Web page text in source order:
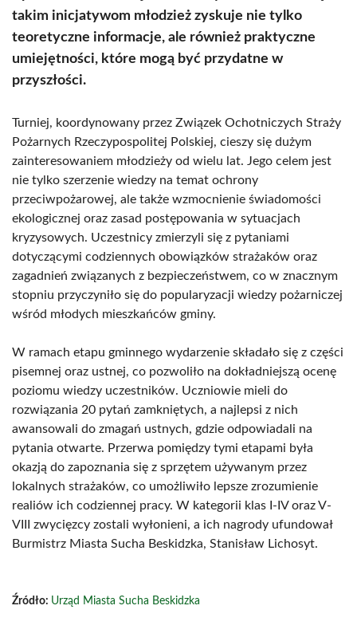
takim inicjatywom młodzież zyskuje nie tylko
teoretyczne informacje, ale również praktyczne
umiejętności, które mogą być przydatne w
przyszłości.
Turniej, koordynowany przez Związek Ochotniczych Straży
Pożarnych Rzeczypospolitej Polskiej, cieszy się dużym
zainteresowaniem młodzieży od wielu lat. Jego celem jest
nie tylko szerzenie wiedzy na temat ochrony
przeciwpożarowej, ale także wzmocnienie świadomości
ekologicznej oraz zasad postępowania w sytuacjach
kryzysowych. Uczestnicy zmierzyli się z pytaniami
dotyczącymi codziennych obowiązków strażaków oraz
zagadnień związanych z bezpieczeństwem, co w znacznym
stopniu przyczyniło się do popularyzacji wiedzy pożarniczej
wśród młodych mieszkańców gminy.
W ramach etapu gminnego wydarzenie składało się z części
pisemnej oraz ustnej, co pozwoliło na dokładniejszą ocenę
poziomu wiedzy uczestników. Uczniowie mieli do
rozwiązania 20 pytań zamkniętych, a najlepsi z nich
awansowali do zmagań ustnych, gdzie odpowiadali na
pytania otwarte. Przerwa pomiędzy tymi etapami była
okazją do zapoznania się z sprzętem używanym przez
lokalnych strażaków, co umożliwiło lepsze zrozumienie
realiów ich codziennej pracy. W kategorii klas I-IV oraz V-
VIII zwycięzcy zostali wyłonieni, a ich nagrody ufundował
Burmistrz Miasta Sucha Beskidzka, Stanisław Lichosyt.
Źródło: Urząd Miasta Sucha Beskidzka